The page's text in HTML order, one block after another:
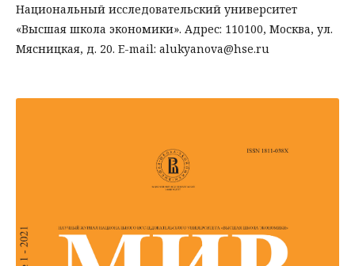
Национальный исследовательский университет
«Высшая школа экономики». Адрес: 110100, Москва, ул.
Мясницкая, д. 20. E-mail: alukyanova@hse.ru